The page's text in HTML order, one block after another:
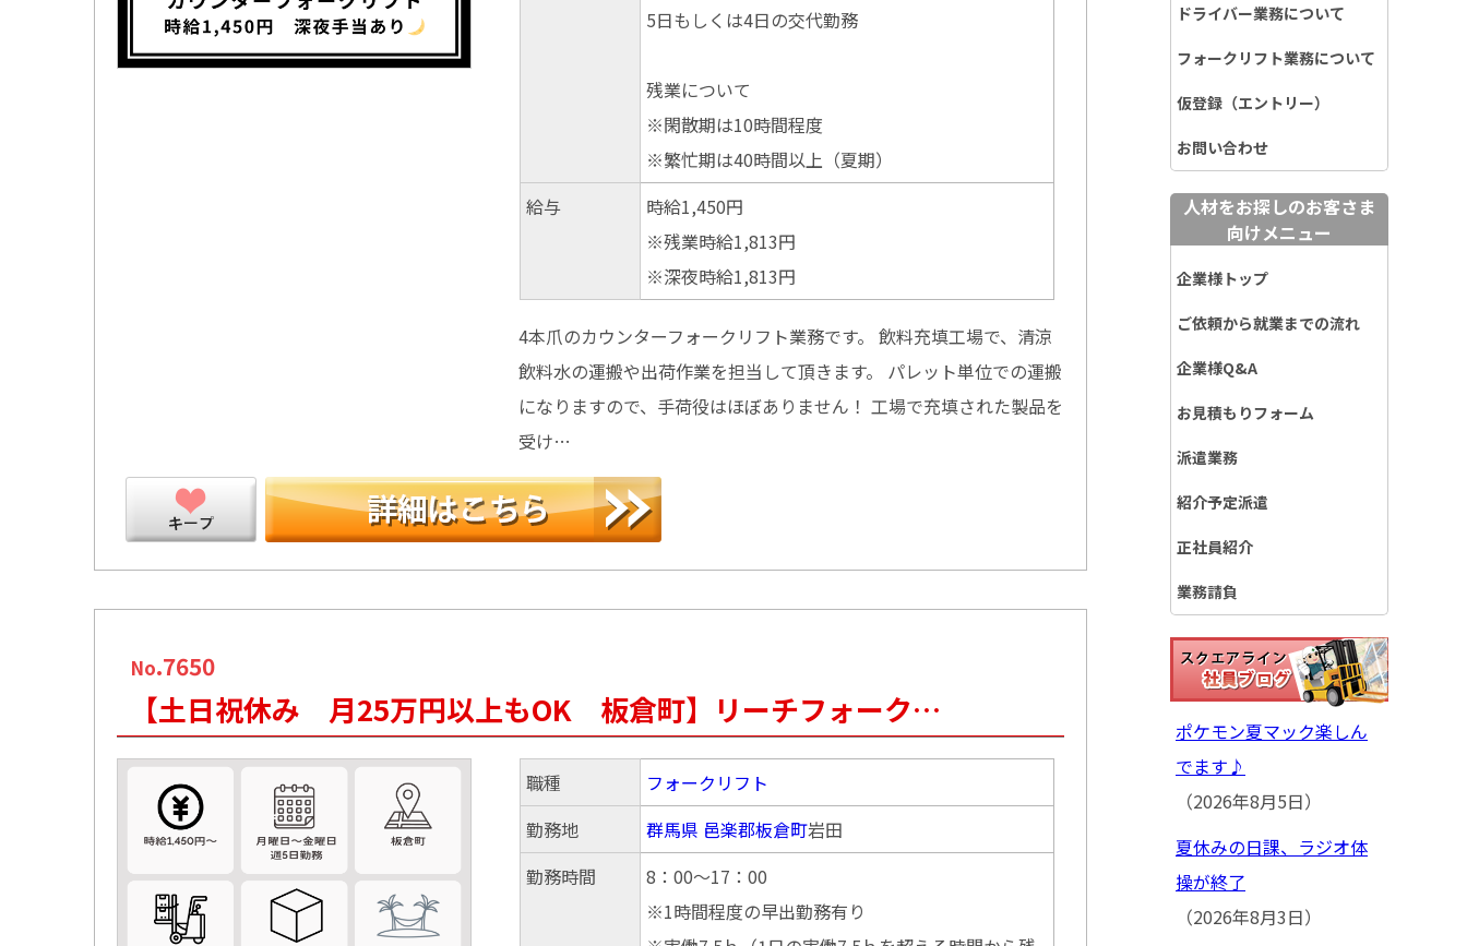
5日もしくは4日の交代勤務
残業について
※閑散期は10時間程度
※繁忙期は40時間以上（夏期）
給与
時給1,450円
※残業時給1,813円
※深夜時給1,813円
4本爪のカウンターフォークリフト業務です。 飲料充填工場で、清涼
飲料水の運搬や出荷作業を担当して頂きます。 パレット単位での運搬
になりますので、手荷役はほぼありません！ 工場で充填された製品を
受け…
No.7650
【土日祝休み 月25万円以上もOK 板倉町】リーチフォーク…
職種
フォークリフト
勤務地
群馬県 邑楽郡板倉町岩田
勤務時間
8：00～17：00
※1時間程度の早出勤務有り
ドライバー業務について
フォークリフト業務について
仮登録（エントリー）
お問い合わせ
人材をお探しのお客さま
向けメニュー
企業様トップ
ご依頼から就業までの流れ
企業様Q&A
お見積もりフォーム
派遣業務
紹介予定派遣
正社員紹介
業務請負
ポケモン夏マック楽しん
でます♪
（2026年8月5日）
夏休みの日課、ラジオ体
操が終了
（2026年8月3日）